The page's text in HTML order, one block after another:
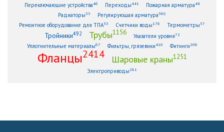
Переключающие устройства46 Переходы441 Пожарная арматура48
Радиаторы33 Регулирующая арматура369
Ремонтное оборудование для ТПА53 Счетчики воды176 Термометры 57
Тройники492 Трубы1156 Указатели уровня72
Уплотнительные материалы67 Фильтры, грязевики410 Фитинги 206
Фланцы2414 Шаровые краны1251
Электроприводы 261